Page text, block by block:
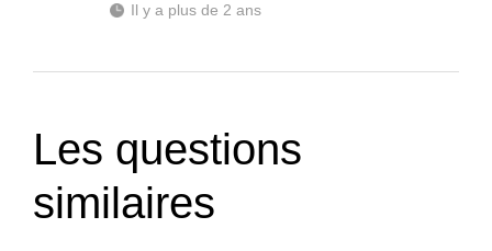
Il y a plus de 2 ans
Les questions
similaires